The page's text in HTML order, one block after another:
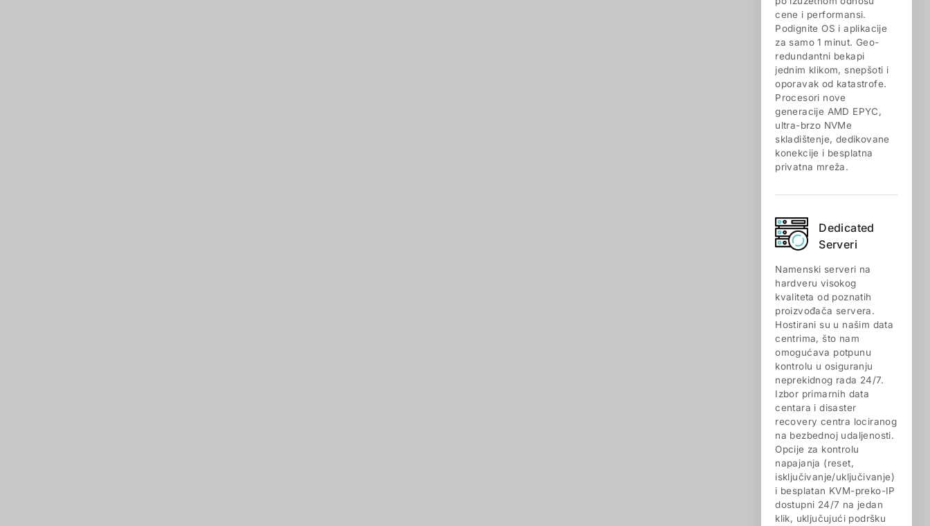
cene i performansi.
Podignite OS i aplikacije
za samo 1 minut. Geo-
redundantni bekapi
jednim klikom, snepšoti i
oporavak od katastrofe.
Procesori nove
generacije AMD EPYC,
ultra-brzo NVMe
skladištenje, dedikovane
konekcije i besplatna
privatna mreža.
Dedicated
Serveri
Namenski serveri na
hardveru visokog
kvaliteta od poznatih
proizvođača servera.
Hostirani su u našim data
centrima, što nam
omogućava potpunu
kontrolu u osiguranju
neprekidnog rada 24/7.
Izbor primarnih data
centara i disaster
recovery centra lociranog
na bezbednoj udaljenosti.
Opcije za kontrolu
napajanja (reset,
isključivanje/uključivanje)
i besplatan KVM-preko-IP
dostupni 24/7 na jedan
klik, uključujući podršku